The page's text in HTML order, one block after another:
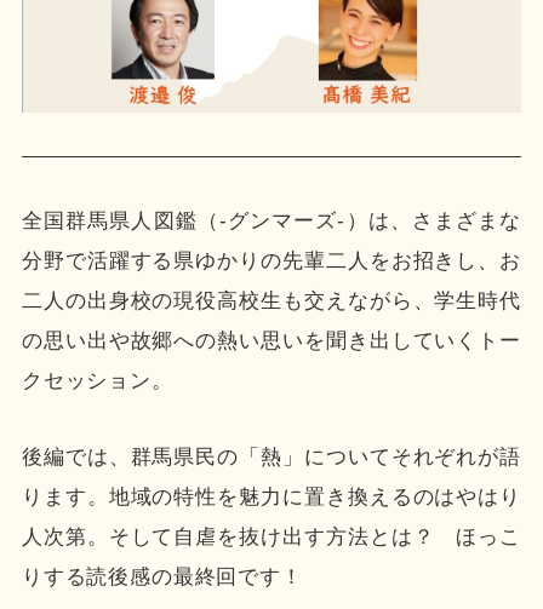
全国群馬県人図鑑（-グンマーズ-）は、さまざまな
分野で活躍する県ゆかりの先輩二人をお招きし、お
二人の出身校の現役高校生も交えながら、学生時代
の思い出や故郷への熱い思いを聞き出していくトー
クセッション。
後編では、群馬県民の「熱」についてそれぞれが語
ります。地域の特性を魅力に置き換えるのはやはり
人次第。そして自虐を抜け出す方法とは？ ほっこ
りする読後感の最終回です！